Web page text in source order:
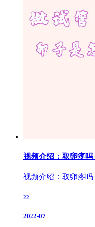
视频介绍：取卵疼
视频介绍：取卵疼
22
2022-07